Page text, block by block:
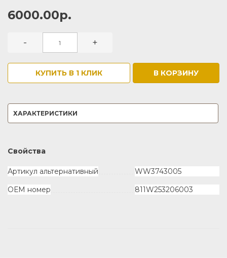
6000.00р.
- +
КУПИТЬ В 1 КЛИК В КОРЗИНУ
ХАРАКТЕРИСТИКИ
Свойства
Артикул альтернативный
WW3743005
ОЕМ номер
811W253206003